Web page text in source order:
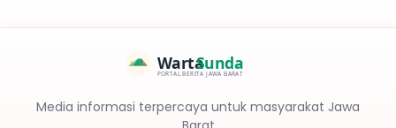
WartaSunda
PORTAL BERITA JAWA BARAT
Media informasi terpercaya untuk masyarakat Jawa